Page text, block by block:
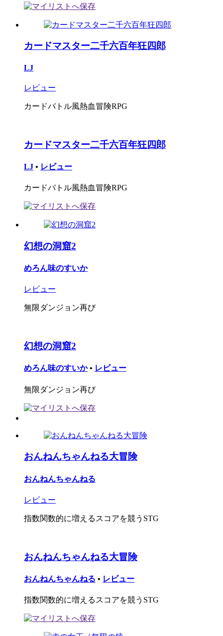
カードマスター二千六百年狂四郎
LJ
レビュー
カードバトル風熱血冒険RPG
カードマスター二千六百年狂四郎
LJ • レビュー
カードバトル風熱血冒険RPG
幻想の洞窟2
めろん味のすいか
レビュー
無限ダンジョン再び
幻想の洞窟2
めろん味のすいか • レビュー
無限ダンジョン再び
おんねんちゃんねる大冒険
おんねんちゃんねる
レビュー
指数関数的に増えるスコアを競うSTG
おんねんちゃんねる大冒険
おんねんちゃんねる • レビュー
指数関数的に増えるスコアを競うSTG